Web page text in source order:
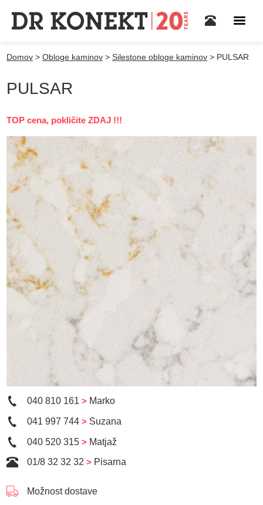
Domov >Obloge kaminov >Silestone obloge kaminov > PULSAR
PULSAR
TOP cena, pokličite ZDAJ !!!
040 810 161> Marko
041 997 744> Suzana
040 520 315> Matjaž
01/8 32 32 32> Pisarna
Možnost dostave